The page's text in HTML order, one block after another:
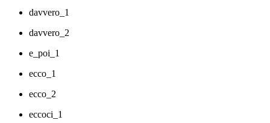
davvero_1
davvero_2
e_poi_1
ecco_1
ecco_2
eccoci_1